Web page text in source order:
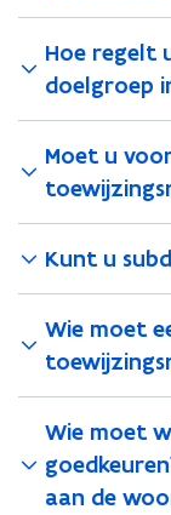
Hoe regelt
doelgroep
Moet u
Kunt u
Wie moet
Wie moet
aan de